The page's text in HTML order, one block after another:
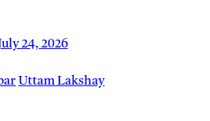
July 24, 2026
Uttam Lakshay